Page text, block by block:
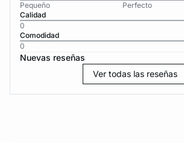
Pequeño
Perfecto
Calidad
0
Comodidad
0
Nuevas reseñas
Ver todas las reseñas